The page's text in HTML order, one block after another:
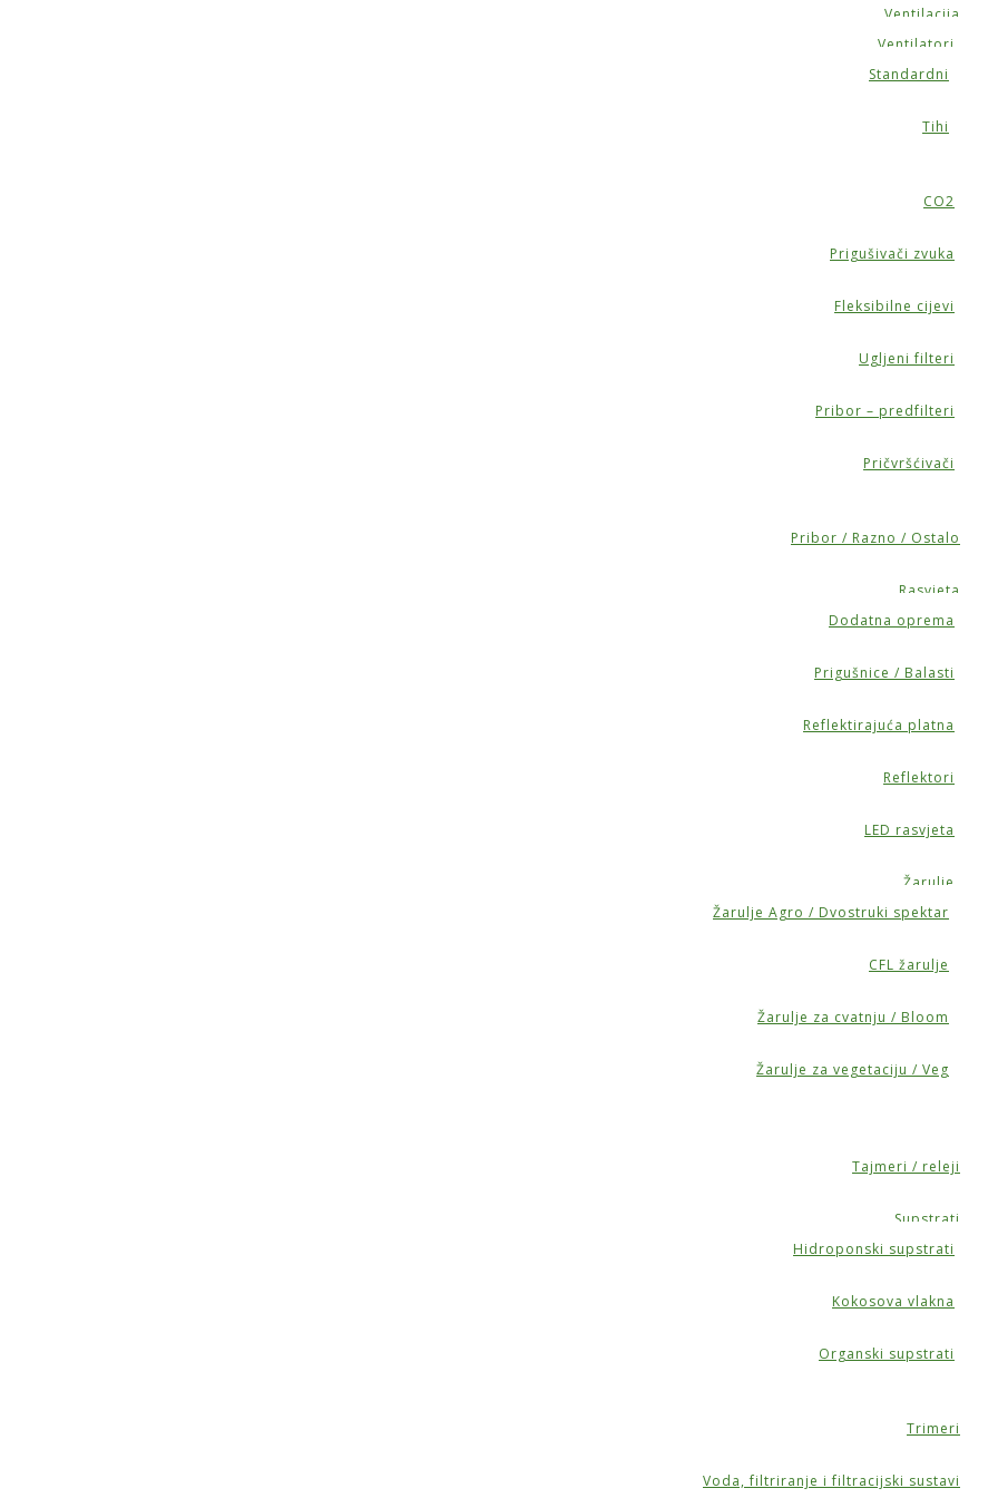
Ventilacija
Ventilatori
Standardni
Tihi
CO2
Prigušivači zvuka
Fleksibilne cijevi
Ugljeni filteri
Pribor – predfilteri
Pričvršćivači
Pribor / Razno / Ostalo
Rasvjeta
Dodatna oprema
Prigušnice / Balasti
Reflektirajuća platna
Reflektori
LED rasvjeta
Žarulje
Žarulje Agro / Dvostruki spektar
CFL žarulje
Žarulje za cvatnju / Bloom
Žarulje za vegetaciju / Veg
Tajmeri / releji
Supstrati
Hidroponski supstrati
Kokosova vlakna
Organski supstrati
Trimeri
Voda, filtriranje i filtracijski sustavi
posude.
za sljedeći put kada budem komentirao.